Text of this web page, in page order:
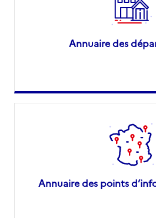
Annuaire des
Annuaire des points